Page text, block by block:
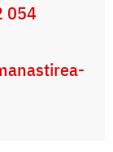
054